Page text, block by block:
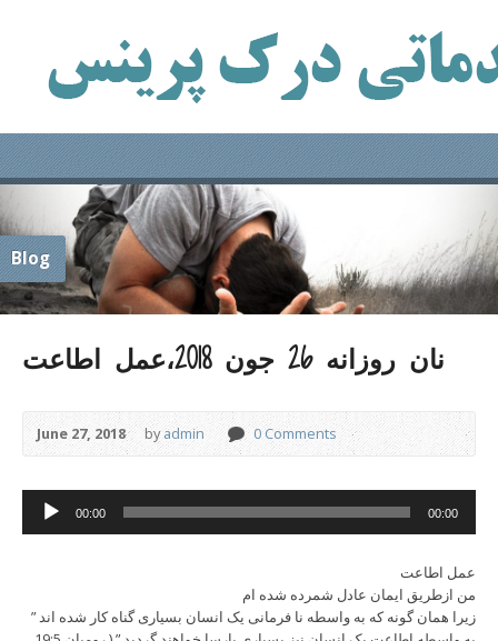
Blog
نان روزانه 26 جون 2018،عمل اطاعت
June 27, 2018 byadmin 0 Comments
Audio
Player
00:00 00:00
عمل اطاعت
من ازطریق ایمان عادل شمرده شده ام
” زیرا همان گونه که به واسطه نا فرمانی یک انسان بسیاری گناه کار شده اند